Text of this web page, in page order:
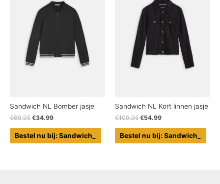
Sandwich NL Bomber jasje
€69.95 €34.99
Bestel nu bij: Sandwich_
Sandwich NL Kort linnen jasje
€109.95 €54.99
Bestel nu bij: Sandwich_